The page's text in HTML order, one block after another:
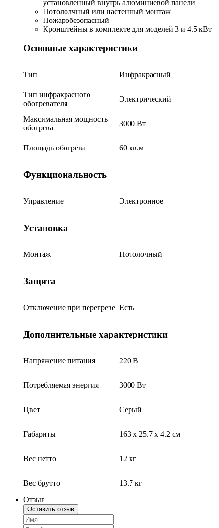
установленный внутрь алюминиевой панели
Потололчный или настенный монтаж
Пожаробезопасный
Кронштейны в комплекте для моделей 3 и 4.5 кВт
Основные характеристики
Тип Инфракрасный
Тип инфракрасного
обогревателя
Электрический
Максимальная мощность
обогрева
3000 Вт
Площадь обогрева 60 кв.м
Функциональность
Управление Электронное
Установка
Монтаж Потолочный
Защита
Отключение при перегреве Есть
Дополнительные характеристики
Напряжение питания 220 В
Потребляемая энергия 3000 Вт
Цвет Серый
Габариты 163 x 25.7 x 4.2 см
Вес нетто 12 кг
Вес брутто
13.7 кг
Отзыв
Оставить отзыв